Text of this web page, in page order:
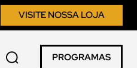
VISITE NOSSA LOJA
PROGRAMAS